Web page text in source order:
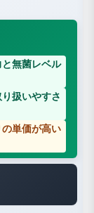
無菌レベル
扱いやすさ
単価が高い